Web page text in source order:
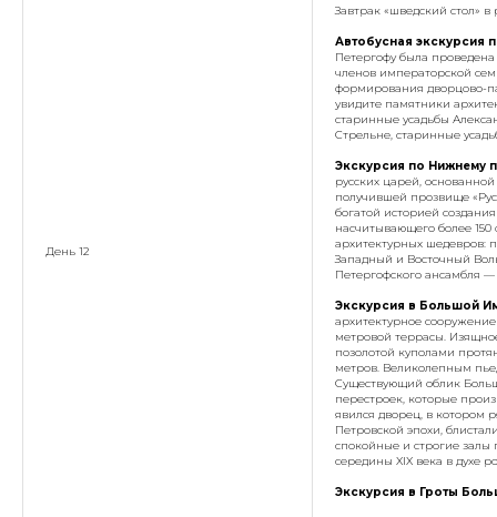
День 12
Завтрак «шведский стол» в
Автобусная экскурсия
Петергофу была
членов императорской
формирования дворцово-
увидите памятники
старинные усадьбы
Стрельне, старинные
Экскурсия по Нижнему
русских царей,
получившей прозвище
богатой историей
насчитывающего более
архитектурных
Западный и Восточный
Петергофского ансамбля
Экскурсия в Большой
архитектурное
метровой террасы.
позолотой куполами
метров. Великолепным
Существующий облик
перестроек, которые
явился дворец, в котором
Петровской эпохи,
спокойные и строгие
середины XIX века в духе
Экскурсия в Гроты